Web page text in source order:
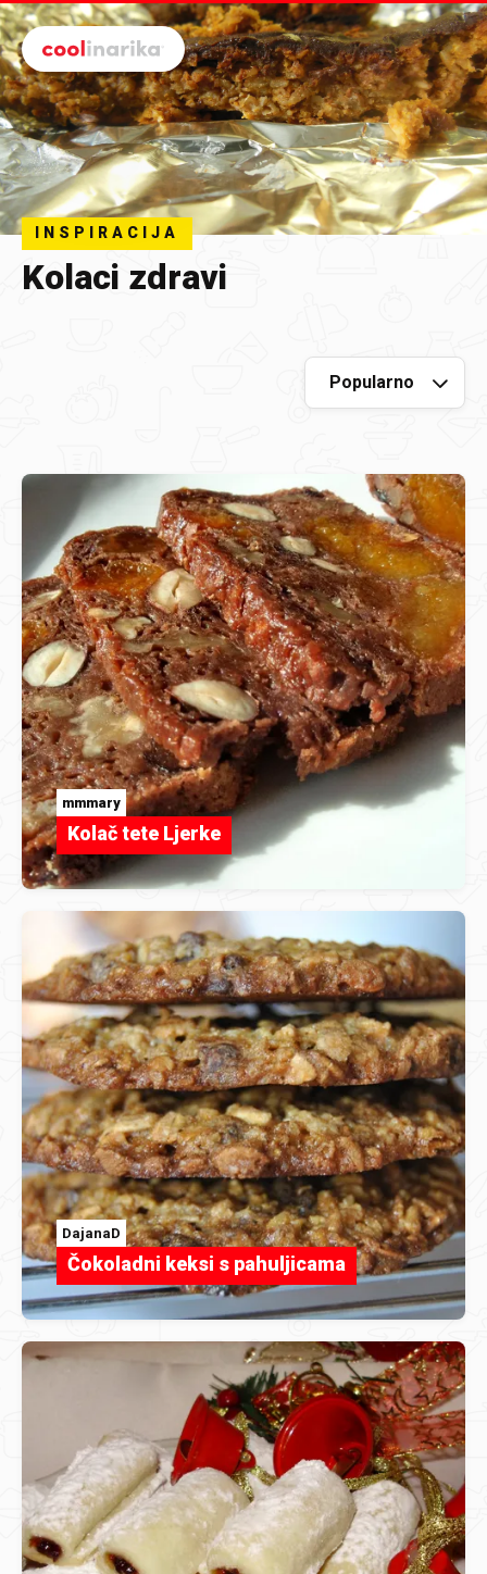
Preskoči na glavni sadržaj
INSPIRACIJA
Kolaci zdravi
mmmary
Kolač tete Ljerke
DajanaD
Čokoladni keksi s pahuljicama